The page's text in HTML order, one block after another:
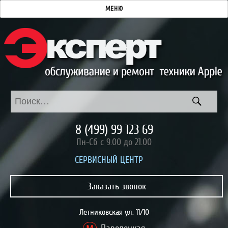
МЕНЮ
Искать:
8 (499) 99 123 69
Пн-Сб с 9.00 до 21.00
CЕРВИСНЫЙ ЦЕНТР
Заказать звонок
Летниковская ул. 11/10